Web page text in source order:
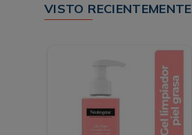
VISTO RECIENTEMENTE